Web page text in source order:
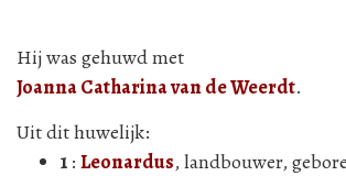
Hij was gehuwd met
Joanna Catharina van de Weerdt.
Uit dit huwelijk:
1 : Leonardus, landbouwer,